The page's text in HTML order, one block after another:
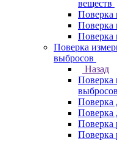
веществ
Поверка
Поверка
Поверка
Поверка
выбросов
Назад
Поверка
выбросов
Поверка
Поверка
Поверка
Поверка